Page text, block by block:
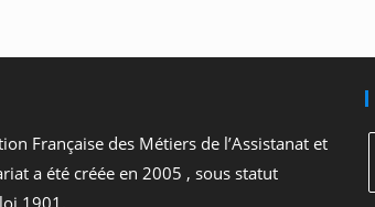
Française des Métiers de l’Assistanat et
a été créée en 2005 , sous statut